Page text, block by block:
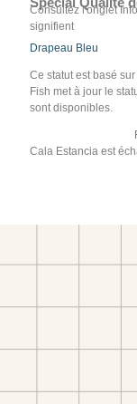
Consultez l'onglet
signifient
Drapeau Bleu
Ce statut est basé
Fish met à jour le
sont disponibles.
Cala Estancia est